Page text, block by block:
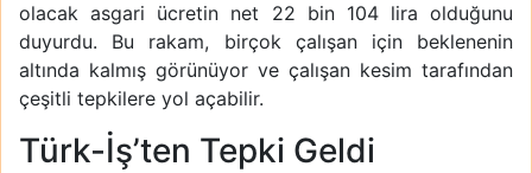
olacak asgari ücretin net 22 bin 104 lira olduğunu
duyurdu. Bu rakam, birçok çalışan için beklenenin
altında kalmış görünüyor ve çalışan kesim tarafından
çeşitli tepkilere yol açabilir.
Türk-İş’ten Tepki Geldi